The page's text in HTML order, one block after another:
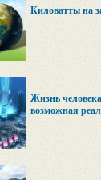
Киловатты на
Жизнь
возможная